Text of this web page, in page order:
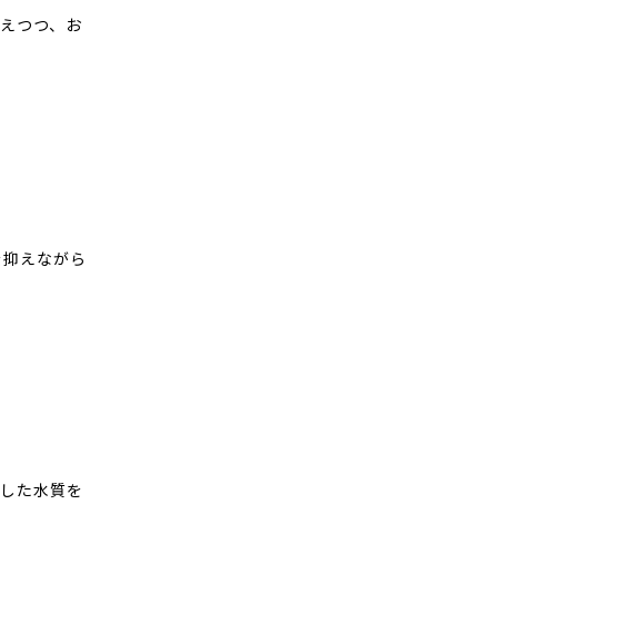
つつ、お
えながら
た水質を